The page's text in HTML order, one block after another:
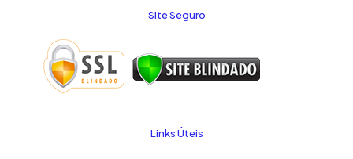
Site Seguro
Links Úteis